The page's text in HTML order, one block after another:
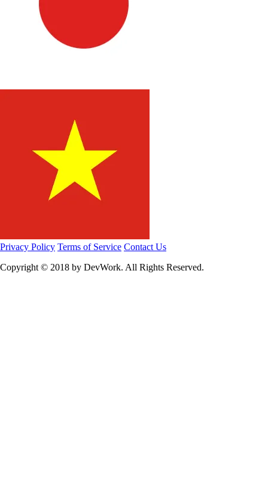
Privacy Policy Terms of Service Contact Us
Copyright © 2018 by DevWork. All Rights Reserved.